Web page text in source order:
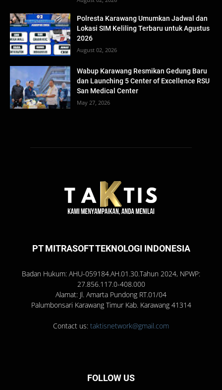
Polresta Karawang Umumkan Jadwal dan
Lokasi SIM Keliling Terbaru untuk Agustus
2026
August 02, 2026
Wabup Karawang Resmikan Gedung Baru
dan Launching 5 Center of Excellence RSU
San Medical Center
May 27, 2026
PT MITRASOFT TEKNOLOGI INDONESIA
Badan Hukum: AHU-059184.AH.01.30.Tahun 2024, NPWP:
27.856.117.0-408.000
Alamat: Jl. Amarta Pundong RT.01/04
Palumbonsari Karawang Timur Kab. Karawang 41314
Contact us: taktisnetwork@gmail.com
FOLLOW US